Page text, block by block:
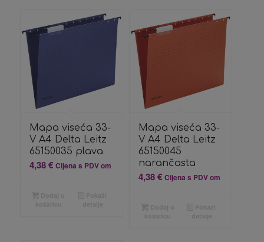
Mapa viseća 33-
V A4 Delta Leitz
65150035 plava
4,38€ Cijena s PDV om
Mapa viseća 33-
V A4 Delta Leitz
65150045
narančasta
4,38€ Cijena s PDV om